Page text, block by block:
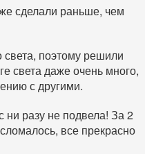
сделали раньше, чем
поэтому решили
света даже очень много,
с другими.
разу не подвела! За 2
все прекрасно